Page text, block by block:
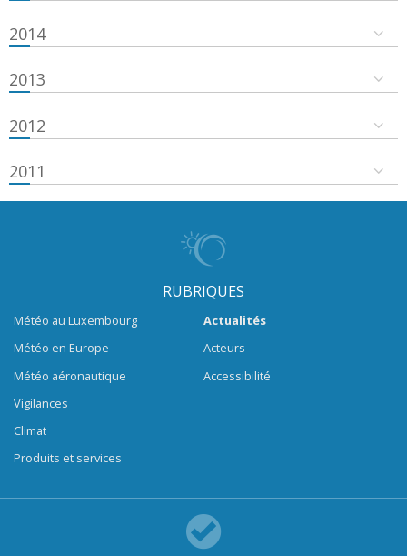
2014
2013
2012
2011
RUBRIQUES
Météo au Luxembourg
Météo en Europe
Météo aéronautique
Vigilances
Climat
Produits et services
Actualités
Acteurs
Accessibilité